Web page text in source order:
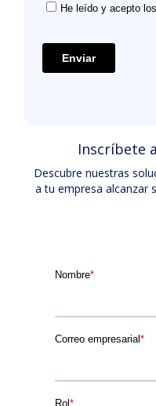
Inscríbete a
Descubre nuestras
a tu empresa alcanzar